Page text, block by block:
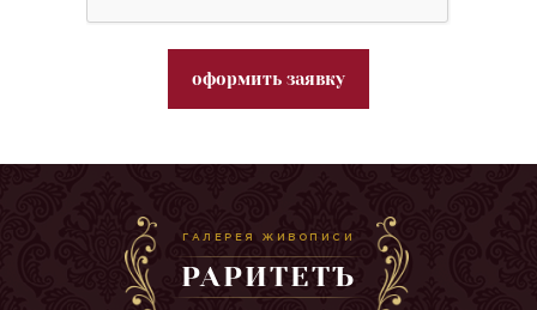
оформить заявку
ГАЛЕРЕЯ ЖИВОПИСИ
РАРИТЕТЪ